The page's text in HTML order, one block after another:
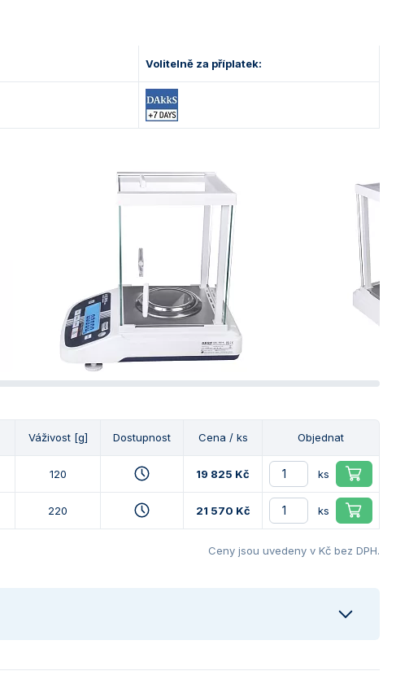
Volitelně za příplatek:
Váživost [g] Dostupnost Cena / ks Objednat
120 19 825 Kč ks
220 21 570 Kč ks
Ceny jsou uvedeny v Kč bez DPH.